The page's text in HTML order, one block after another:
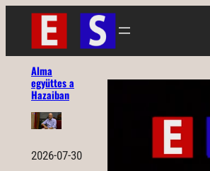
Ugrás
tartalomhoz
Alma
együttes a
Hazaiban
2026-07-30